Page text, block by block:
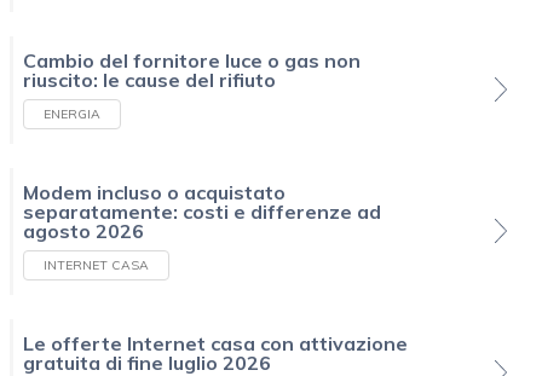
Cambio del fornitore luce o gas non
riuscito: le cause del rifiuto
ENERGIA
Modem incluso o acquistato
separatamente: costi e differenze ad
agosto 2026
INTERNET CASA
Le offerte Internet casa con attivazione
gratuita di fine luglio 2026